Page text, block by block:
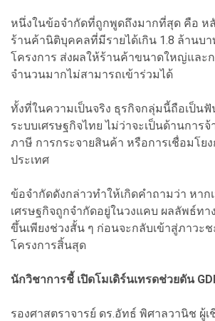
หนึ่งในข้อจำกัดที่ถูกพูดถึงมากที่สุด คือ ห
ร้านค้านิติบุคคลที่มีรายได้เกิน 1.8 ล้านบา
โครงการ ส่งผลให้ร้านค้าขนาดใหญ่และ
จำนวนมากไม่สามารถเข้าร่วมได้
ทั้งที่ในความเป็นจริง ธุรกิจกลุ่มนี้ถือเป็น
ระบบเศรษฐกิจไทย ไม่ว่าจะเป็นด้านการจ้
ภาษี การกระจายสินค้า หรือการเชื่อมโย
ประเทศ
ข้อจำกัดดังกล่าวทำให้เกิดคำถามว่า หาก
เศรษฐกิจถูกจำกัดอยู่ในวงแคบ ผลลัพธ์ทา
ขึ้นเพียงช่วงสั้น ๆ ก่อนจะกลับเข้าสู่ภาวะ
โครงการสิ้นสุด
นักวิชาการชี้ เปิดโมเดิร์นเทรดช่วยดัน
รองศาสตราจารย์ ดร.อัทธ์ พิศาลวานิช ผู้